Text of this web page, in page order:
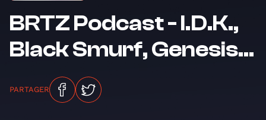
BRTZ Podcast - I.D.K.,
Black Smurf, Genesis...
PARTAGER